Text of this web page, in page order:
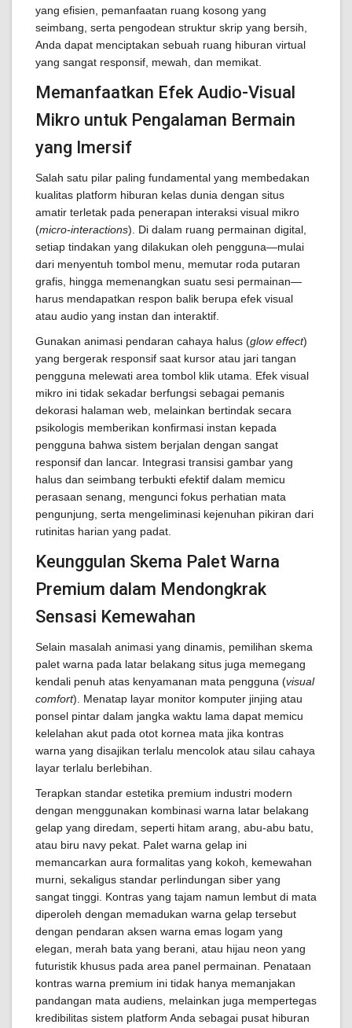
yang efisien, pemanfaatan ruang kosong yang
seimbang, serta pengodean struktur skrip yang bersih,
Anda dapat menciptakan sebuah ruang hiburan virtual
yang sangat responsif, mewah, dan memikat.
Memanfaatkan Efek Audio-Visual
Mikro untuk Pengalaman Bermain
yang Imersif
Salah satu pilar paling fundamental yang membedakan
kualitas platform hiburan kelas dunia dengan situs
amatir terletak pada penerapan interaksi visual mikro
(micro-interactions). Di dalam ruang permainan digital,
setiap tindakan yang dilakukan oleh pengguna—mulai
dari menyentuh tombol menu, memutar roda putaran
grafis, hingga memenangkan suatu sesi permainan—
harus mendapatkan respon balik berupa efek visual
atau audio yang instan dan interaktif.
Gunakan animasi pendaran cahaya halus (glow effect)
yang bergerak responsif saat kursor atau jari tangan
pengguna melewati area tombol klik utama. Efek visual
mikro ini tidak sekadar berfungsi sebagai pemanis
dekorasi halaman web, melainkan bertindak secara
psikologis memberikan konfirmasi instan kepada
pengguna bahwa sistem berjalan dengan sangat
responsif dan lancar. Integrasi transisi gambar yang
halus dan seimbang terbukti efektif dalam memicu
perasaan senang, mengunci fokus perhatian mata
pengunjung, serta mengeliminasi kejenuhan pikiran dari
rutinitas harian yang padat.
Keunggulan Skema Palet Warna
Premium dalam Mendongkrak
Sensasi Kemewahan
Selain masalah animasi yang dinamis, pemilihan skema
palet warna pada latar belakang situs juga memegang
kendali penuh atas kenyamanan mata pengguna (visual
comfort). Menatap layar monitor komputer jinjing atau
ponsel pintar dalam jangka waktu lama dapat memicu
kelelahan akut pada otot kornea mata jika kontras
warna yang disajikan terlalu mencolok atau silau cahaya
layar terlalu berlebihan.
Terapkan standar estetika premium industri modern
dengan menggunakan kombinasi warna latar belakang
gelap yang diredam, seperti hitam arang, abu-abu batu,
atau biru navy pekat. Palet warna gelap ini
memancarkan aura formalitas yang kokoh, kemewahan
murni, sekaligus standar perlindungan siber yang
sangat tinggi. Kontras yang tajam namun lembut di mata
diperoleh dengan memadukan warna gelap tersebut
dengan pendaran aksen warna emas logam yang
elegan, merah bata yang berani, atau hijau neon yang
futuristik khusus pada area panel permainan. Penataan
kontras warna premium ini tidak hanya memanjakan
pandangan mata audiens, melainkan juga mempertegas
kredibilitas sistem platform Anda sebagai pusat hiburan